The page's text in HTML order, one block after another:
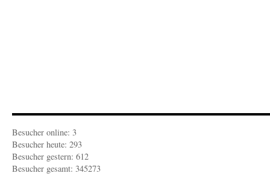
Besucher online: 3
Besucher heute: 293
Besucher gestern: 612
Besucher gesamt: 345273